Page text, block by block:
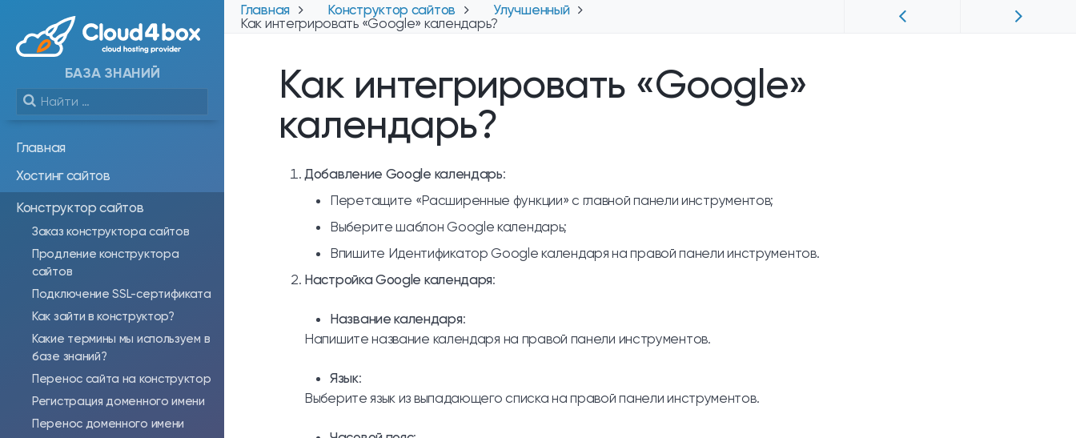
БАЗА ЗНАНИЙ
Главная
Хостинг сайтов
Конструктор сайтов
Заказ конструктора сайтов
Продление конструктора
сайтов
Подключение SSL-сертификата
Как зайти в конструктор?
Какие термины мы используем в
базе знаний?
Перенос сайта на конструктор
Регистрация доменного имени
Перенос доменного имени
Главная Конструктор сайтов
Улучшенный
Как интегрировать «Google» календарь?
Как интегрировать «Google»
календарь?
Добавление Google календарь:
Перетащите «Расширенные функции» с главной панели инструментов;
Выберите шаблон Google календарь;
Впишите Идентификатор Google календаря на правой панели инструментов.
Настройка Google календаря:
Название календаря:
Напишите название календаря на правой панели инструментов.
Язык:
Выберите язык из выпадающего списка на правой панели инструментов.